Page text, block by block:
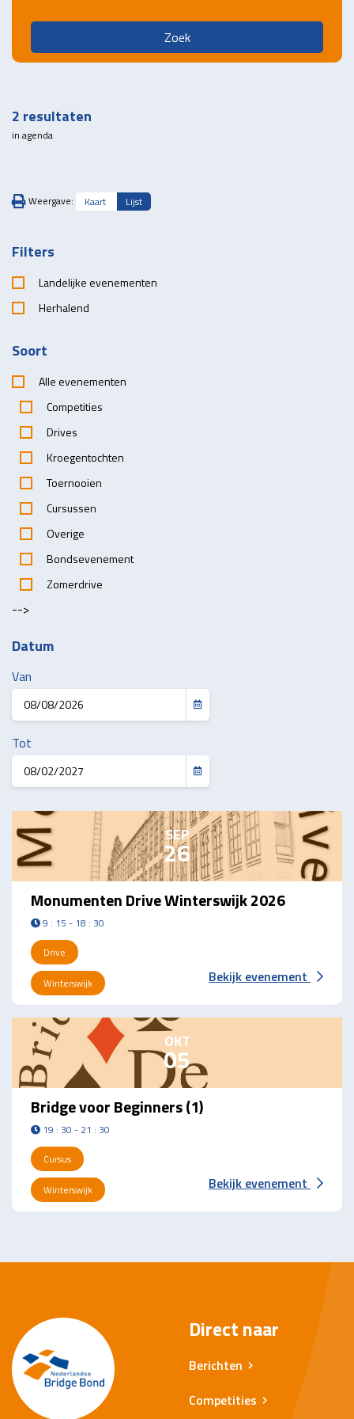
Zoek
2 resultaten
in agenda
Weergave: Kaart Lijst
Filters
Landelijke evenementen
Herhalend
Soort
Alle evenementen
Competities
Drives
Kroegentochten
Toernooien
Cursussen
Overige
Bondsevenement
Zomerdrive
-->
Datum
Van
Tot
SEP
26
Monumenten Drive Winterswijk 2026
9 : 15 - 18 : 30
Drive
Winterswijk Bekijk evenement
OKT
05
Bridge voor Beginners (1)
19 : 30 - 21 : 30
Cursus
Winterswijk Bekijk evenement
Direct naar
Berichten
Competities